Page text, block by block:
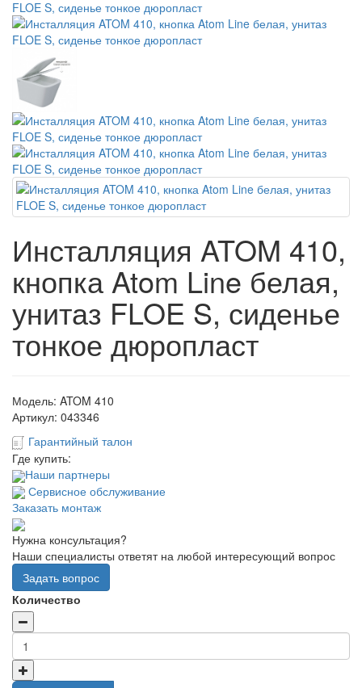
Инсталляция ATOM 410,
кнопка Atom Line белая,
унитаз FLOE S, сиденье
тонкое дюропласт
Модель: ATOM 410
Артикул: 043346
Гарантийный талон
Где купить:
Наши партнеры
Сервисное обслуживание
Заказать монтаж
Нужна консультация?
Наши специалисты ответят на любой интересующий вопрос
Задать вопрос
Количество